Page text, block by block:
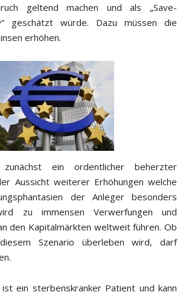
geltend machen und als „Save-
geschätzt würde. Dazu müssen die
erhöhen.
ein ordentlicher beherzter
Aussicht weiterer Erhöhungen welche
der Anleger besonders
zu immensen Verwerfungen und
den Kapitalmärkten weltweit führen. Ob
Szenario überleben wird, darf
ist ein sterbenskranker Patient und kann